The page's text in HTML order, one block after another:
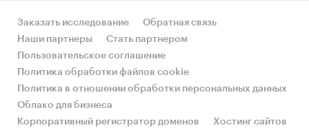
Анализ влияния кризиса на отрасль
Составление прогноза развития рынка до
2027 г.
Основные блоки исследования:
Ключевые компоненты рынка медицинских
Заказать исследование
Обратная связь
Наши партнеры
Стать партнером
Пользовательское соглашение
Политика обработки файлов cookie
Политика в отношении обработки персональных данных
Облако для бизнеса
Корпоративный регистратор доменов
Хостинг сайтов